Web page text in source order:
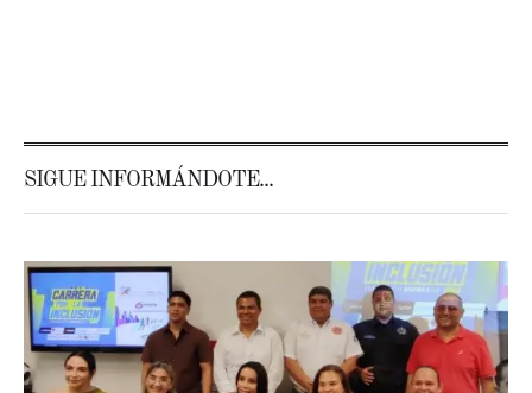
SIGUE INFORMÁNDOTE...